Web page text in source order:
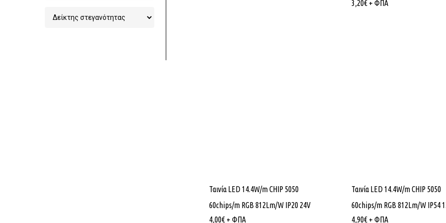
3,20€ + ΦΠΑ
Ταινία LED 14.4W/m CHIP 5050
60chips/m RGB 812Lm/W IP20 24V
4,00€ + ΦΠΑ
Ταινία LED 14.4W/m CHIP 5050
60chips/m RGB 812Lm/W IP54
4,90€ + ΦΠΑ
Φωτισμού και Ηλεκτρολογικού υλικού.
6ο χλμ Ξάνθης – Λεύκης – Τ.Κ. 67100
ΦΩΤΙΣΤΙΚΑ ΚΟΡΥΦΗΣ